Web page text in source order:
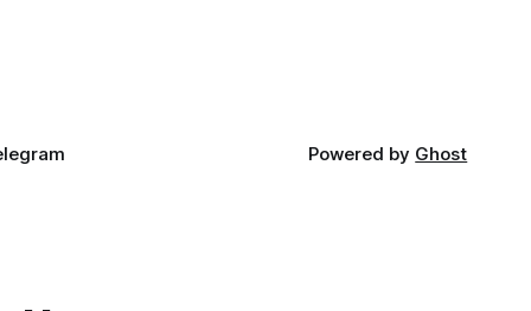
Powered by Ghost